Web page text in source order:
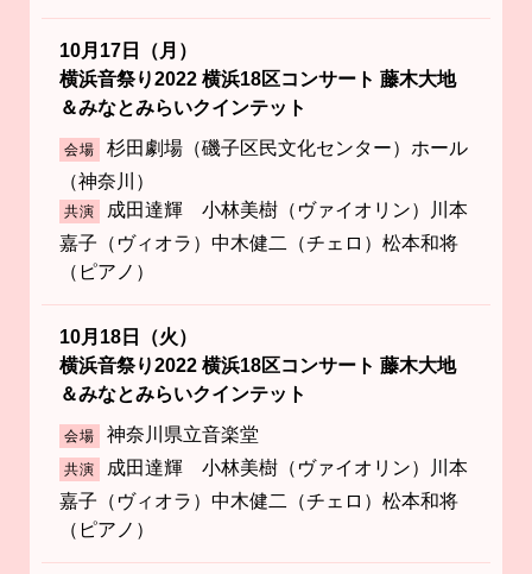
10月17日（月）
横浜音祭り2022 横浜18区コンサート 藤木大地
＆みなとみらいクインテット
会場
杉田劇場（磯子区民文化センター）ホール
（神奈川）
共演
成田達輝 小林美樹（ヴァイオリン）川本
嘉子（ヴィオラ）中木健二（チェロ）松本和将
（ピアノ）
10月18日（火）
横浜音祭り2022 横浜18区コンサート 藤木大地
＆みなとみらいクインテット
会場 神奈川県立音楽堂
共演
成田達輝 小林美樹（ヴァイオリン）川本
嘉子（ヴィオラ）中木健二（チェロ）松本和将
（ピアノ）